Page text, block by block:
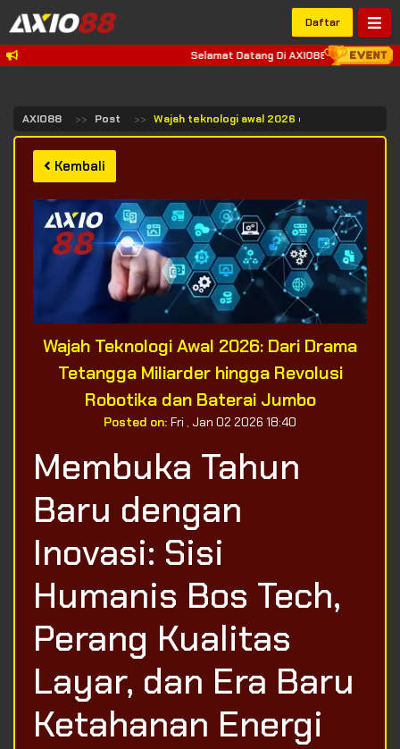
Daftar
Selamat Datang Di AXIO88, Situs Judi
AXIO88 Post Wajah teknologi awal 2026 dari drama
Kembali
Wajah Teknologi Awal 2026: Dari Drama
Tetangga Miliarder hingga Revolusi
Robotika dan Baterai Jumbo
Posted on: Fri , Jan 02 2026 18:40
Membuka Tahun
Baru dengan
Inovasi: Sisi
Humanis Bos Tech,
Perang Kualitas
Layar, dan Era Baru
Ketahanan Energi